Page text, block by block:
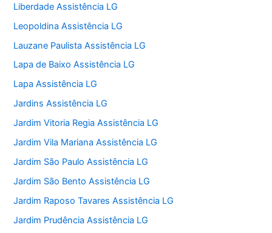
Liberdade Assistência LG
Leopoldina Assistência LG
Lauzane Paulista Assistência LG
Lapa de Baixo Assistência LG
Lapa Assistência LG
Jardins Assistência LG
Jardim Vitoria Regia Assistência LG
Jardim Vila Mariana Assistência LG
Jardim São Paulo Assistência LG
Jardim São Bento Assistência LG
Jardim Raposo Tavares Assistência LG
Jardim Prudência Assistência LG